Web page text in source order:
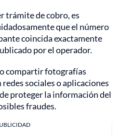
trámite de cobro, es
que el número
coincida exactamente
por el operador.
compartir fotografías
sociales o aplicaciones
proteger la información del
fraudes.